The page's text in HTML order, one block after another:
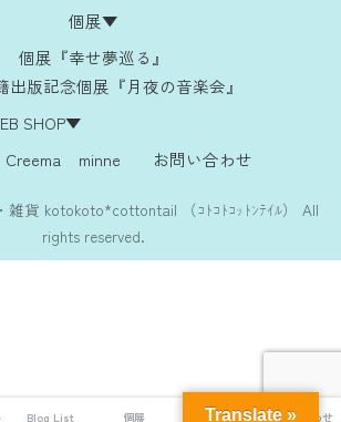
個展▼
個展『幸せ夢巡る』
出版記念個展『月夜の音楽会』
SHOP▼
Creema minne お問い合わせ
雑貨 kotokoto*cottontail （ｺﾄｺﾄｺｯﾄﾝﾃｲﾙ） All
rights reserved.
Blog List 個展 Web Shop お問い合わせ
Translate »